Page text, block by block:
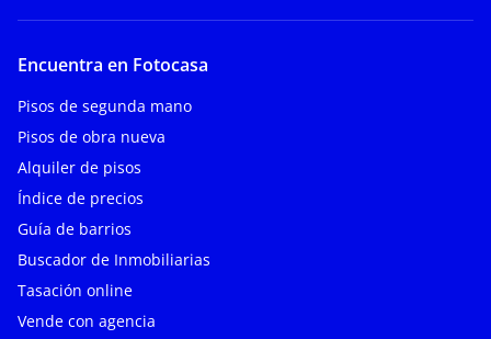
Encuentra en Fotocasa
Pisos de segunda mano
Pisos de obra nueva
Alquiler de pisos
Índice de precios
Guía de barrios
Buscador de Inmobiliarias
Tasación online
Vende con agencia